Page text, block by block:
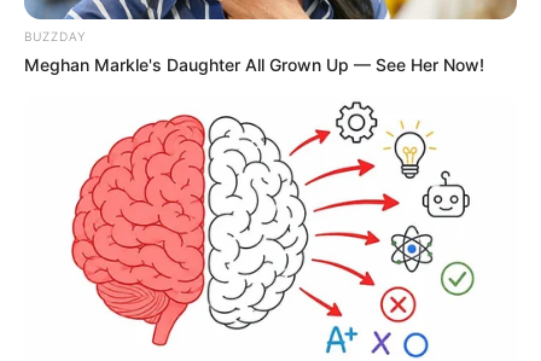
BUZZDAY
Meghan Markle's Daughter All Grown Up — See Her Now!